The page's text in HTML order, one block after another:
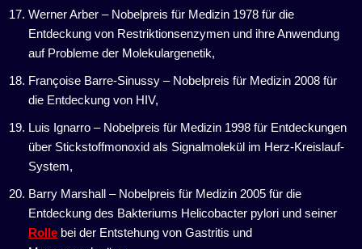
Werner Arber – Nobelpreis für Medizin 1978 für die
Entdeckung von Restriktionsenzymen und ihre Anwendung
auf Probleme der Molekulargenetik,
Françoise Barre-Sinussy – Nobelpreis für Medizin 2008 für
die Entdeckung von HIV,
Luis Ignarro – Nobelpreis für Medizin 1998 für Entdeckungen
über Stickstoffmonoxid als Signalmolekül im Herz-Kreislauf-
System,
Barry Marshall – Nobelpreis für Medizin 2005 für die
Entdeckung des Bakteriums Helicobacter pylori und seiner
Rolle bei der Entstehung von Gastritis und